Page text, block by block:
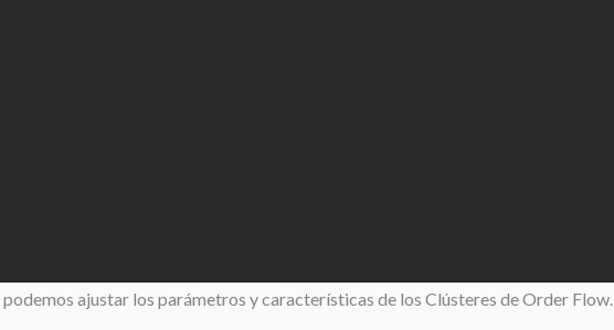
podemos ajustar los parámetros y características de los Clústeres de Order Flow.